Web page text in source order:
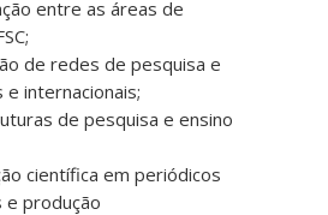
entre as áreas de
de redes de pesquisa e
e internacionais;
de pesquisa e ensino
científica em periódicos
e produção